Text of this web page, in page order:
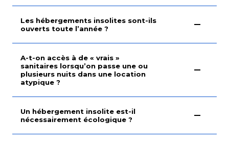
Les hébergements insolites sont-ils
ouverts toute l’année ?
A-t-on accès à de « vrais »
sanitaires lorsqu’on passe une ou
plusieurs nuits dans une location
atypique ?
Un hébergement insolite est-il
nécessairement écologique ?